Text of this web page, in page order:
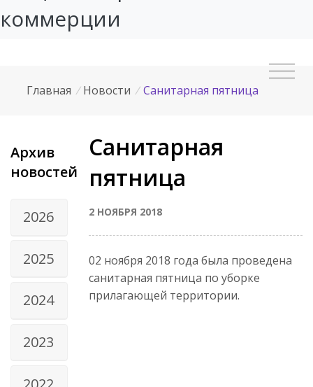
коммерции
Главная / Новости / Санитарная пятница
Архив
новостей
2026
2025
2024
2023
Санитарная
пятница
2 НОЯБРЯ 2018
02 ноября 2018 года была проведена
санитарная пятница по уборке
прилагающей территории.